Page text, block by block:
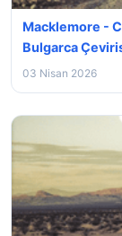
Macklemore -
Bulgarca
03 Nisan 2026